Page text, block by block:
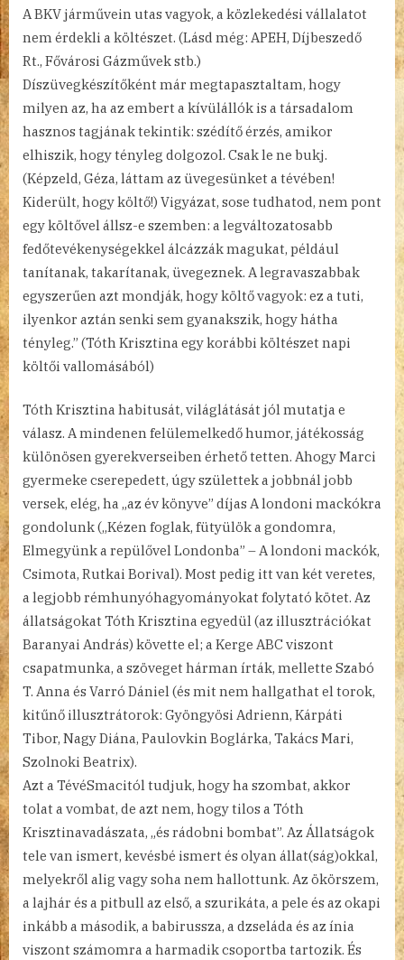
A BKV járművein utas vagyok, a közlekedési vállalatot
nem érdekli a költészet. (Lásd még: APEH, Díjbeszedő
Rt., Fővárosi Gázművek stb.)
Díszüvegkészítőként már megtapasztaltam, hogy
milyen az, ha az embert a kívülállók is a társadalom
hasznos tagjának tekintik: szédítő érzés, amikor
elhiszik, hogy tényleg dolgozol. Csak le ne bukj.
(Képzeld, Géza, láttam az üvegesünket a tévében!
Kiderült, hogy költő!) Vigyázat, sose tudhatod, nem pont
egy költővel állsz-e szemben: a legváltozatosabb
fedőtevékenységekkel álcázzák magukat, például
tanítanak, takarítanak, üvegeznek. A legravaszabbak
egyszerűen azt mondják, hogy költő vagyok: ez a tuti,
ilyenkor aztán senki sem gyanakszik, hogy hátha
tényleg.” (Tóth Krisztina egy korábbi költészet napi
költői vallomásából)
Tóth Krisztina habitusát, világlátását jól mutatja e
válasz. A mindenen felülemelkedő humor, játékosság
különösen gyerekverseiben érhető tetten. Ahogy Marci
gyermeke cserepedett, úgy születtek a jobbnál jobb
versek, elég, ha „az év könyve” díjas A londoni mackókra
gondolunk („Kézen foglak, fütyülök a gondomra,
Elmegyünk a repülővel Londonba” – A londoni mackók,
Csimota, Rutkai Borival). Most pedig itt van két veretes,
a legjobb rémhunyóhagyományokat folytató kötet. Az
állatságokat Tóth Krisztina egyedül (az illusztrációkat
Baranyai András) követte el; a Kerge ABC viszont
csapatmunka, a szöveget hárman írták, mellette Szabó
T. Anna és Varró Dániel (és mit nem hallgathat el torok,
kitűnő illusztrátorok: Gyöngyösi Adrienn, Kárpáti
Tibor, Nagy Diána, Paulovkin Boglárka, Takács Mari,
Szolnoki Beatrix).
Azt a TévéSmacitól tudjuk, hogy ha szombat, akkor
tolat a vombat, de azt nem, hogy tilos a Tóth
Krisztinavadászata, „és rádobni bombat”. Az Állatságok
tele van ismert, kevésbé ismert és olyan állat(ság)okkal,
melyekről alig vagy soha nem hallottunk. Az ökörszem,
a lajhár és a pitbull az első, a szurikáta, a pele és az okapi
inkább a második, a babirussza, a dzseláda és az ínia
viszont számomra a harmadik csoportba tartozik. És